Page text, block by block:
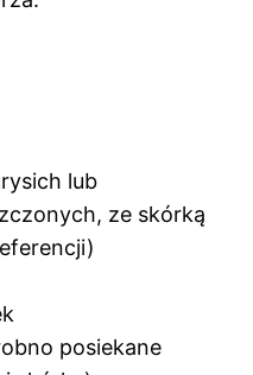
lub
ze skórką
posiekane